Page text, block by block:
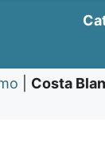
Costa